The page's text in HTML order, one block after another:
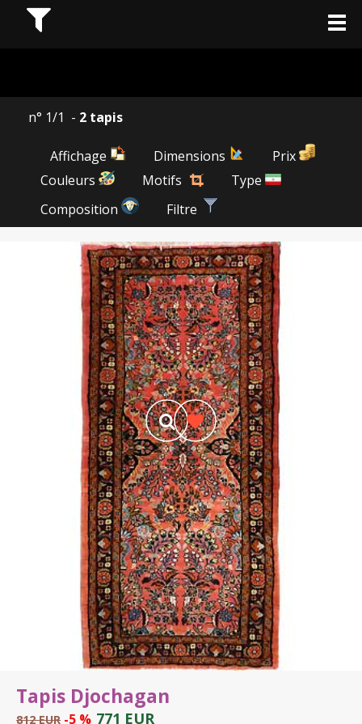
n° 1/1 - 2 tapis
Affichage Dimensions
Prix
Couleurs
Motifs
Type
Composition
Filtre
Tapis Djochagan
812 EUR -5 % 771 EUR